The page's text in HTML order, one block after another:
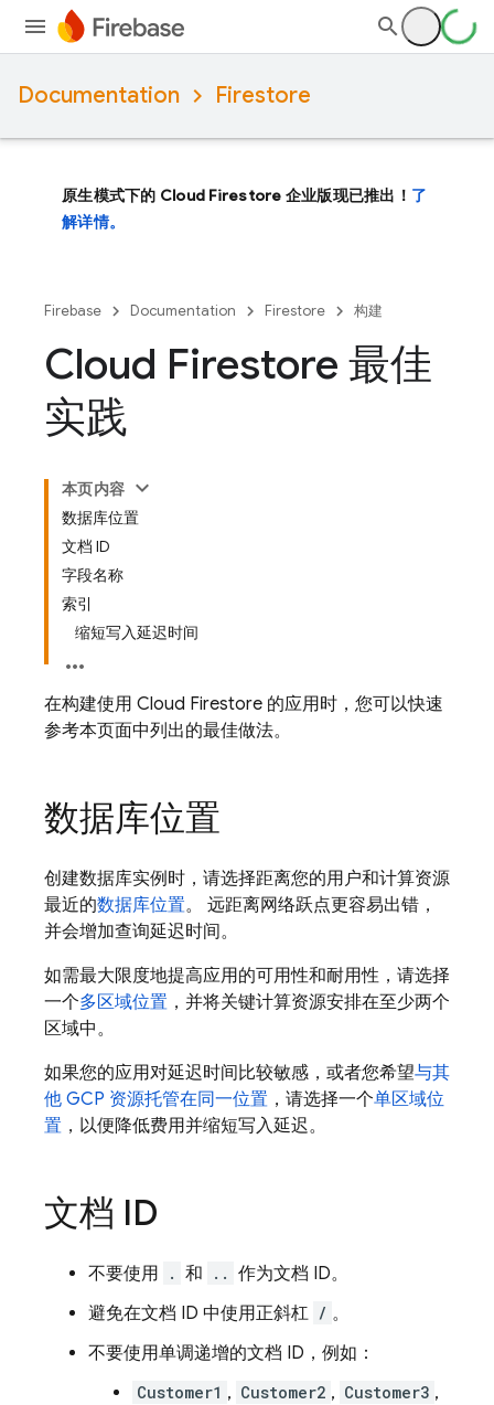
Documentation Firestore
原生模式下的 Cloud Firestore 企业版现已推出！ 了
解详情。
Firebase Documentation Firestore 构建
Cloud Firestore 最佳
实践
本页内容
数据库位置
文档 ID
字段名称
索引
缩短写入延迟时间
在构建使用 Cloud Firestore 的应用时，您可以快速
参考本页面中列出的最佳做法。
数据库位置
创建数据库实例时，请选择距离您的用户和计算资源
最近的数据库位置。 远距离网络跃点更容易出错，
并会增加查询延迟时间。
如需最大限度地提高应用的可用性和耐用性，请选择
一个多区域位置 ，并将关键计算资源安排在至少两个
区域中。
如果您的应用对延迟时间比较敏感，或者您希望与其
他 GCP 资源托管在同一位置 ，请选择一个单区域位
置 ，以便降低费用并缩短写入延迟。
文档 ID
不要使用 . 和 .. 作为文档 ID。
避免在文档 ID 中使用正斜杠 / 。
不要使用单调递增的文档 ID，例如：
Customer1 , Customer2 , Customer3 ,